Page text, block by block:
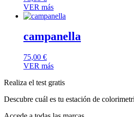
VER más
campanella
75,00 €
VER más
Realiza el test gratis
Descubre cuál es tu estación de